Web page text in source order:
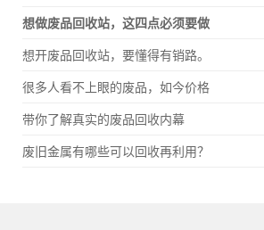
想做废品回收站，这四点必须要做
想开废品回收站，要懂得有销路。
很多人看不上眼的废品，如今价格
带你了解真实的废品回收内幕
废旧金属有哪些可以回收再利用？